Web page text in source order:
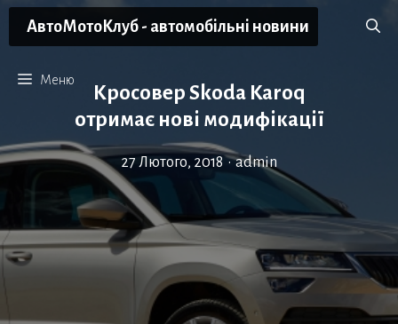
Перейти
АвтоМотоКлуб - автомобільні новини
Меню
Кросовер Skoda Karoq
отримає нові модифікації
27 Лютого, 2018 • admin